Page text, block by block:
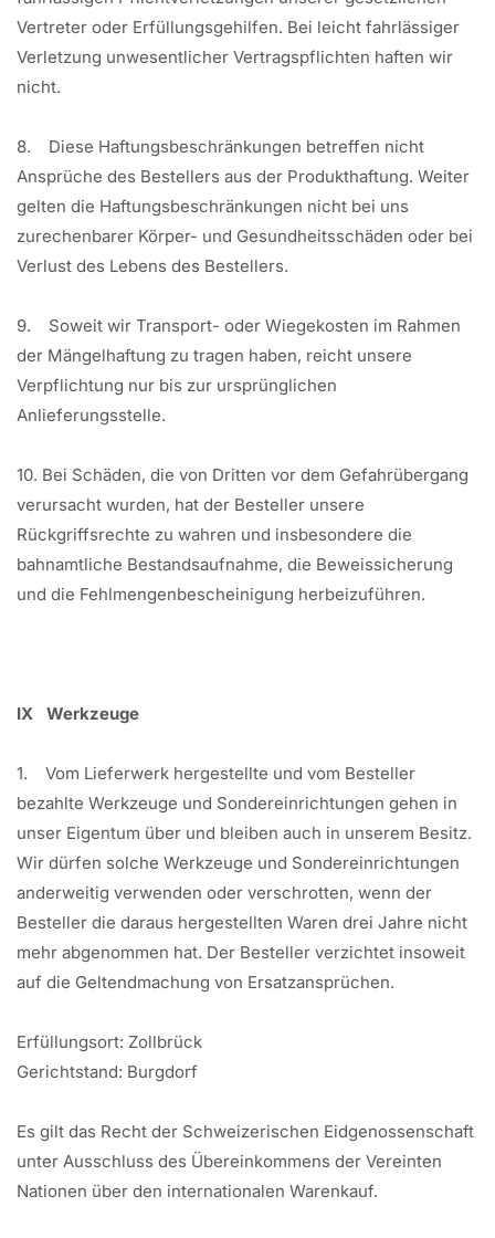
Vertreter oder Erfüllungsgehilfen. Bei leicht fahrlässiger
Verletzung unwesentlicher Vertragspflichten haften wir
nicht.
8. Diese Haftungsbeschränkungen betreffen nicht
Ansprüche des Bestellers aus der Produkthaftung. Weiter
gelten die Haftungsbeschränkungen nicht bei uns
zurechenbarer Körper- und Gesundheitsschäden oder bei
Verlust des Lebens des Bestellers.
9. Soweit wir Transport- oder Wiegekosten im Rahmen
der Mängelhaftung zu tragen haben, reicht unsere
Verpflichtung nur bis zur ursprünglichen
Anlieferungsstelle.
10. Bei Schäden, die von Dritten vor dem Gefahrübergang
verursacht wurden, hat der Besteller unsere
Rückgriffsrechte zu wahren und insbesondere die
bahnamtliche Bestandsaufnahme, die Beweissicherung
und die Fehlmengenbescheinigung herbeizuführen.
IX Werkzeuge
1. Vom Lieferwerk hergestellte und vom Besteller
bezahlte Werkzeuge und Sondereinrichtungen gehen in
unser Eigentum über und bleiben auch in unserem Besitz.
Wir dürfen solche Werkzeuge und Sondereinrichtungen
anderweitig verwenden oder verschrotten, wenn der
Besteller die daraus hergestellten Waren drei Jahre nicht
mehr abgenommen hat. Der Besteller verzichtet insoweit
auf die Geltendmachung von Ersatzansprüchen.
Erfüllungsort: Zollbrück
Gerichtstand: Burgdorf
Es gilt das Recht der Schweizerischen Eidgenossenschaft
unter Ausschluss des Übereinkommens der Vereinten
Nationen über den internationalen Warenkauf.